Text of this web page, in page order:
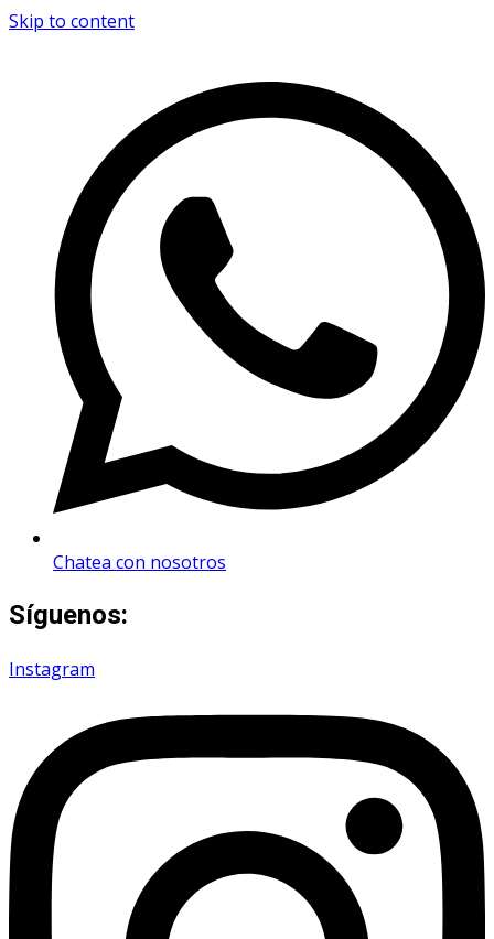
Skip to content
Chatea con nosotros
Síguenos:
Instagram